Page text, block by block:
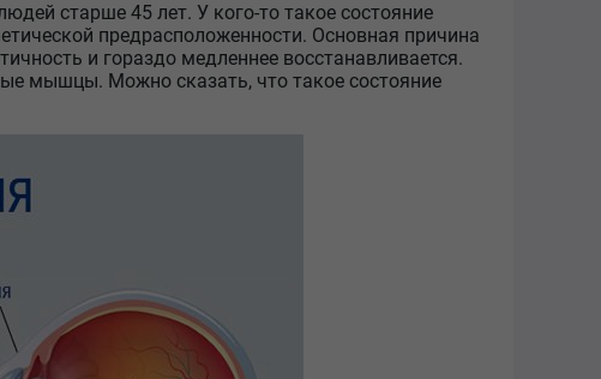
старше 45 лет. У кого-то такое состояние
предрасположенности. Основная причина
и гораздо медленнее восстанавливается.
мышцы. Можно сказать, что такое состояние